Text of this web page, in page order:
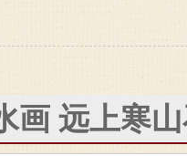
画 远上寒